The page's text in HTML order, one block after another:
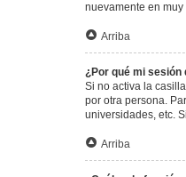
nuevamente en
Arriba
¿Por qué mi
Si no activa la casilla
por otra persona.
universidades, etc.
Arriba